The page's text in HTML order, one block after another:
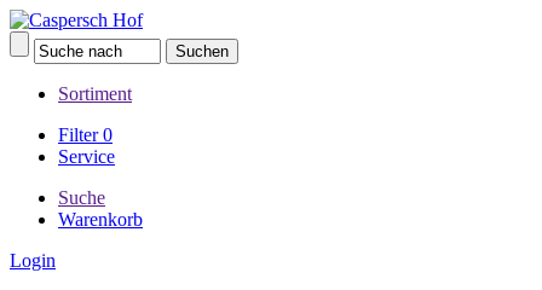
Sortiment
Filter0
Service
Suche
Warenkorb
Login